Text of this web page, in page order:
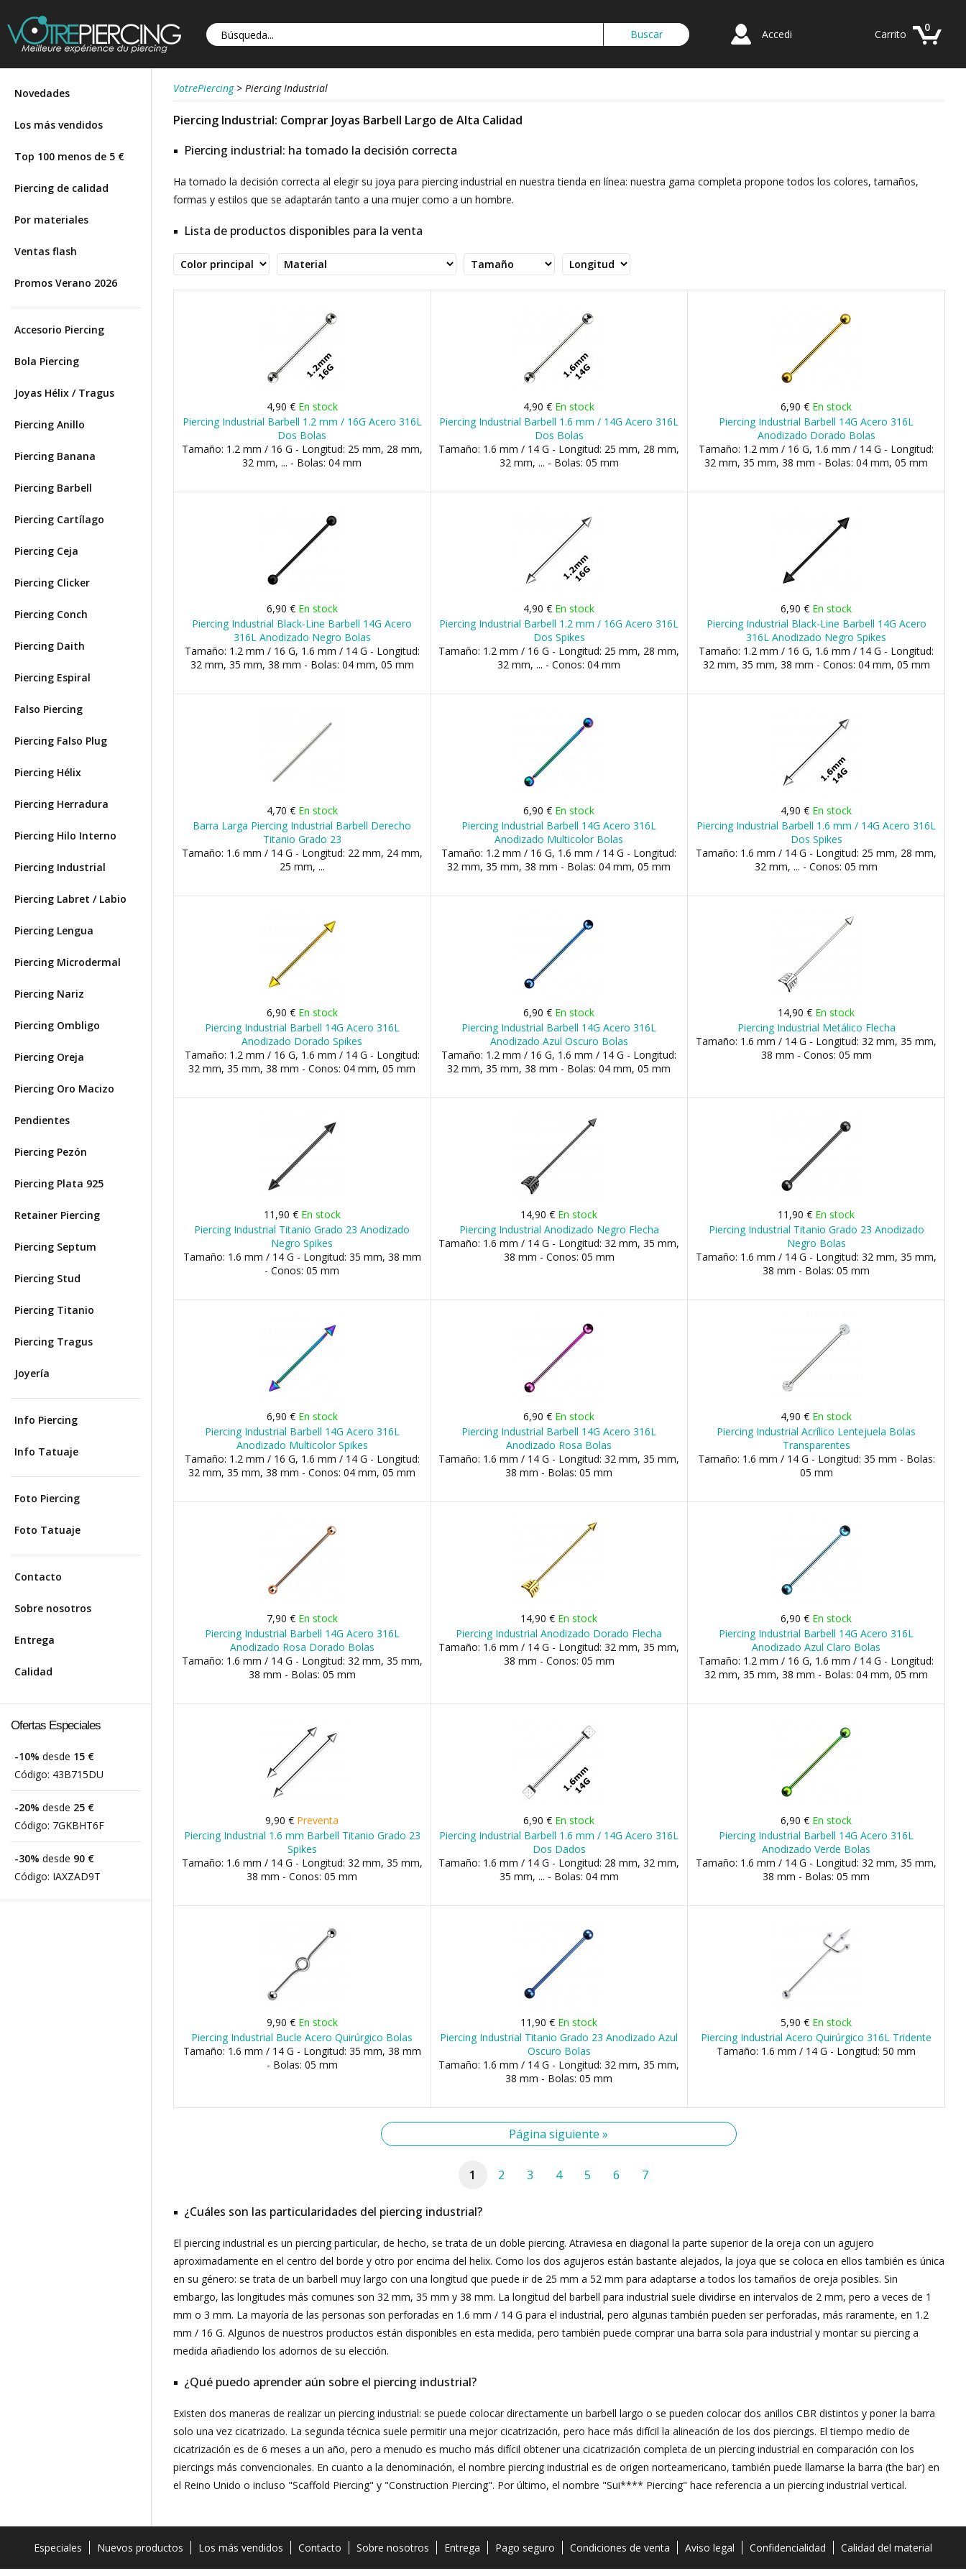
Accedi
0
Carrito
Novedades
Los más vendidos
Top 100 menos de 5 €
Piercing de calidad
Por materiales
Ventas flash
Promos Verano 2026
Accesorio Piercing
Bola Piercing
Joyas Hélix / Tragus
Piercing Anillo
Piercing Banana
Piercing Barbell
Piercing Cartílago
Piercing Ceja
Piercing Clicker
Piercing Conch
Piercing Daith
Piercing Espiral
Falso Piercing
Piercing Falso Plug
Piercing Hélix
Piercing Herradura
Piercing Hilo Interno
Piercing Industrial
Piercing Labret / Labio
Piercing Lengua
Piercing Microdermal
Piercing Nariz
Piercing Ombligo
Piercing Oreja
Piercing Oro Macizo
Pendientes
Piercing Pezón
Piercing Plata 925
Retainer Piercing
Piercing Septum
Piercing Stud
Piercing Titanio
Piercing Tragus
Joyería
Info Piercing
Info Tatuaje
Foto Piercing
Foto Tatuaje
Contacto
Sobre nosotros
Entrega
Calidad
Ofertas Especiales
-10% desde 15 €
Código: 43B715DU
-20% desde 25 €
Código: 7GKBHT6F
-30% desde 90 €
Código: IAXZAD9T
VotrePiercing > Piercing Industrial
Piercing Industrial: Comprar Joyas Barbell Largo de Alta Calidad
Piercing industrial: ha tomado la decisión correcta
Ha tomado la decisión correcta al elegir su joya para piercing industrial en nuestra tienda en línea: nuestra gama completa propone todos los colores, tamaños,
formas y estilos que se adaptarán tanto a una mujer como a un hombre.
Lista de productos disponibles para la venta
4,90 € En stock
Piercing Industrial Barbell 1.2 mm / 16G Acero 316L
Dos Bolas
Tamaño: 1.2 mm / 16 G - Longitud: 25 mm, 28 mm,
32 mm, ... - Bolas: 04 mm
4,90 € En stock
Piercing Industrial Barbell 1.6 mm / 14G Acero 316L
Dos Bolas
Tamaño: 1.6 mm / 14 G - Longitud: 25 mm, 28 mm,
32 mm, ... - Bolas: 05 mm
6,90 € En stock
Piercing Industrial Barbell 14G Acero 316L
Anodizado Dorado Bolas
Tamaño: 1.2 mm / 16 G, 1.6 mm / 14 G - Longitud:
32 mm, 35 mm, 38 mm - Bolas: 04 mm, 05 mm
6,90 € En stock
Piercing Industrial Black-Line Barbell 14G Acero
316L Anodizado Negro Bolas
Tamaño: 1.2 mm / 16 G, 1.6 mm / 14 G - Longitud:
32 mm, 35 mm, 38 mm - Bolas: 04 mm, 05 mm
4,90 € En stock
Piercing Industrial Barbell 1.2 mm / 16G Acero 316L
Dos Spikes
Tamaño: 1.2 mm / 16 G - Longitud: 25 mm, 28 mm,
32 mm, ... - Conos: 04 mm
6,90 € En stock
Piercing Industrial Black-Line Barbell 14G Acero
316L Anodizado Negro Spikes
Tamaño: 1.2 mm / 16 G, 1.6 mm / 14 G - Longitud:
32 mm, 35 mm, 38 mm - Conos: 04 mm, 05 mm
4,70 € En stock
Barra Larga Piercing Industrial Barbell Derecho
Titanio Grado 23
Tamaño: 1.6 mm / 14 G - Longitud: 22 mm, 24 mm,
25 mm, ...
6,90 € En stock
Piercing Industrial Barbell 14G Acero 316L
Anodizado Multicolor Bolas
Tamaño: 1.2 mm / 16 G, 1.6 mm / 14 G - Longitud:
32 mm, 35 mm, 38 mm - Bolas: 04 mm, 05 mm
4,90 € En stock
Piercing Industrial Barbell 1.6 mm / 14G Acero 316L
Dos Spikes
Tamaño: 1.6 mm / 14 G - Longitud: 25 mm, 28 mm,
32 mm, ... - Conos: 05 mm
6,90 € En stock
Piercing Industrial Barbell 14G Acero 316L
Anodizado Dorado Spikes
Tamaño: 1.2 mm / 16 G, 1.6 mm / 14 G - Longitud:
32 mm, 35 mm, 38 mm - Conos: 04 mm, 05 mm
6,90 € En stock
Piercing Industrial Barbell 14G Acero 316L
Anodizado Azul Oscuro Bolas
Tamaño: 1.2 mm / 16 G, 1.6 mm / 14 G - Longitud:
32 mm, 35 mm, 38 mm - Bolas: 04 mm, 05 mm
14,90 € En stock
Piercing Industrial Metálico Flecha
Tamaño: 1.6 mm / 14 G - Longitud: 32 mm, 35 mm,
38 mm - Conos: 05 mm
11,90 € En stock
Piercing Industrial Titanio Grado 23 Anodizado
Negro Spikes
Tamaño: 1.6 mm / 14 G - Longitud: 35 mm, 38 mm
- Conos: 05 mm
14,90 € En stock
Piercing Industrial Anodizado Negro Flecha
Tamaño: 1.6 mm / 14 G - Longitud: 32 mm, 35 mm,
38 mm - Conos: 05 mm
11,90 € En stock
Piercing Industrial Titanio Grado 23 Anodizado
Negro Bolas
Tamaño: 1.6 mm / 14 G - Longitud: 32 mm, 35 mm,
38 mm - Bolas: 05 mm
6,90 € En stock
Piercing Industrial Barbell 14G Acero 316L
Anodizado Multicolor Spikes
Tamaño: 1.2 mm / 16 G, 1.6 mm / 14 G - Longitud:
32 mm, 35 mm, 38 mm - Conos: 04 mm, 05 mm
6,90 € En stock
Piercing Industrial Barbell 14G Acero 316L
Anodizado Rosa Bolas
Tamaño: 1.6 mm / 14 G - Longitud: 32 mm, 35 mm,
38 mm - Bolas: 05 mm
4,90 € En stock
Piercing Industrial Acrílico Lentejuela Bolas
Transparentes
Tamaño: 1.6 mm / 14 G - Longitud: 35 mm - Bolas:
05 mm
7,90 € En stock
Piercing Industrial Barbell 14G Acero 316L
Anodizado Rosa Dorado Bolas
Tamaño: 1.6 mm / 14 G - Longitud: 32 mm, 35 mm,
38 mm - Bolas: 05 mm
14,90 € En stock
Piercing Industrial Anodizado Dorado Flecha
Tamaño: 1.6 mm / 14 G - Longitud: 32 mm, 35 mm,
38 mm - Conos: 05 mm
6,90 € En stock
Piercing Industrial Barbell 14G Acero 316L
Anodizado Azul Claro Bolas
Tamaño: 1.2 mm / 16 G, 1.6 mm / 14 G - Longitud:
32 mm, 35 mm, 38 mm - Bolas: 04 mm, 05 mm
9,90 € Preventa
Piercing Industrial 1.6 mm Barbell Titanio Grado 23
Spikes
Tamaño: 1.6 mm / 14 G - Longitud: 32 mm, 35 mm,
38 mm - Conos: 05 mm
6,90 € En stock
Piercing Industrial Barbell 1.6 mm / 14G Acero 316L
Dos Dados
Tamaño: 1.6 mm / 14 G - Longitud: 28 mm, 32 mm,
35 mm, ... - Bolas: 04 mm
6,90 € En stock
Piercing Industrial Barbell 14G Acero 316L
Anodizado Verde Bolas
Tamaño: 1.6 mm / 14 G - Longitud: 32 mm, 35 mm,
38 mm - Bolas: 05 mm
9,90 € En stock
Piercing Industrial Bucle Acero Quirúrgico Bolas
Tamaño: 1.6 mm / 14 G - Longitud: 35 mm, 38 mm
- Bolas: 05 mm
11,90 € En stock
Piercing Industrial Titanio Grado 23 Anodizado Azul
Oscuro Bolas
Tamaño: 1.6 mm / 14 G - Longitud: 32 mm, 35 mm,
38 mm - Bolas: 05 mm
5,90 € En stock
Piercing Industrial Acero Quirúrgico 316L Tridente
Tamaño: 1.6 mm / 14 G - Longitud: 50 mm
Página siguiente »
1 2 3 4 5 6 7
¿Cuáles son las particularidades del piercing industrial?
El piercing industrial es un piercing particular, de hecho, se trata de un doble piercing. Atraviesa en diagonal la parte superior de la oreja con un agujero
aproximadamente en el centro del borde y otro por encima del helix. Como los dos agujeros están bastante alejados, la joya que se coloca en ellos también es única
en su género: se trata de un barbell muy largo con una longitud que puede ir de 25 mm a 52 mm para adaptarse a todos los tamaños de oreja posibles. Sin
embargo, las longitudes más comunes son 32 mm, 35 mm y 38 mm. La longitud del barbell para industrial suele dividirse en intervalos de 2 mm, pero a veces de 1
mm o 3 mm. La mayoría de las personas son perforadas en 1.6 mm / 14 G para el industrial, pero algunas también pueden ser perforadas, más raramente, en 1.2
mm / 16 G. Algunos de nuestros productos están disponibles en esta medida, pero también puede comprar una barra sola para industrial y montar su piercing a
medida añadiendo los adornos de su elección.
¿Qué puedo aprender aún sobre el piercing industrial?
Existen dos maneras de realizar un piercing industrial: se puede colocar directamente un barbell largo o se pueden colocar dos anillos CBR distintos y poner la barra
solo una vez cicatrizado. La segunda técnica suele permitir una mejor cicatrización, pero hace más difícil la alineación de los dos piercings. El tiempo medio de
cicatrización es de 6 meses a un año, pero a menudo es mucho más difícil obtener una cicatrización completa de un piercing industrial en comparación con los
piercings más convencionales. En cuanto a la denominación, el nombre piercing industrial es de origen norteamericano, también puede llamarse la barra (the bar) en
el Reino Unido o incluso "Scaffold Piercing" y "Construction Piercing". Por último, el nombre "Sui**** Piercing" hace referencia a un piercing industrial vertical.
Especiales Nuevos productos Los más vendidos Contacto Sobre nosotros Entrega Pago seguro Condiciones de venta Aviso legal Confidencialidad Calidad del material